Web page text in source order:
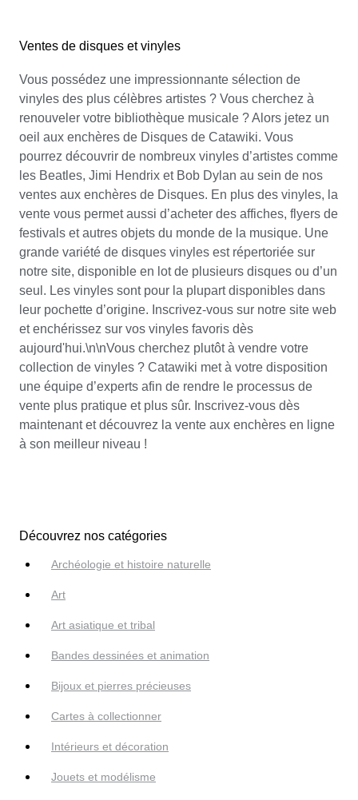
Ventes de disques et vinyles
Vous possédez une impressionnante sélection de
vinyles des plus célèbres artistes ? Vous cherchez à
renouveler votre bibliothèque musicale ? Alors jetez un
oeil aux enchères de Disques de Catawiki. Vous
pourrez découvrir de nombreux vinyles d’artistes comme
les Beatles, Jimi Hendrix et Bob Dylan au sein de nos
ventes aux enchères de Disques. En plus des vinyles, la
vente vous permet aussi d’acheter des affiches, flyers de
festivals et autres objets du monde de la musique. Une
grande variété de disques vinyles est répertoriée sur
notre site, disponible en lot de plusieurs disques ou d’un
seul. Les vinyles sont pour la plupart disponibles dans
leur pochette d’origine. Inscrivez-vous sur notre site web
et enchérissez sur vos vinyles favoris dès
aujourd'hui.\n\nVous cherchez plutôt à vendre votre
collection de vinyles ? Catawiki met à votre disposition
une équipe d’experts afin de rendre le processus de
vente plus pratique et plus sûr. Inscrivez-vous dès
maintenant et découvrez la vente aux enchères en ligne
à son meilleur niveau !
Découvrez nos catégories
Archéologie et histoire naturelle
Art
Art asiatique et tribal
Bandes dessinées et animation
Bijoux et pierres précieuses
Cartes à collectionner
Intérieurs et décoration
Jouets et modélisme